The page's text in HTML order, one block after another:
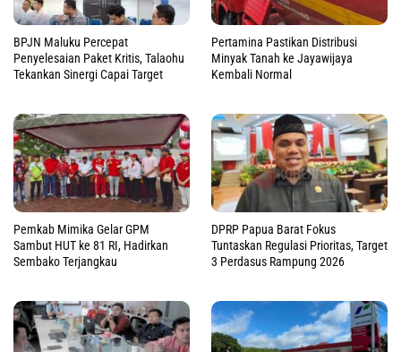
BPJN Maluku Percepat
Penyelesaian Paket Kritis, Talaohu
Tekankan Sinergi Capai Target
Pertamina Pastikan Distribusi
Minyak Tanah ke Jayawijaya
Kembali Normal
Pemkab Mimika Gelar GPM
Sambut HUT ke 81 RI, Hadirkan
Sembako Terjangkau
DPRP Papua Barat Fokus
Tuntaskan Regulasi Prioritas, Target
3 Perdasus Rampung 2026